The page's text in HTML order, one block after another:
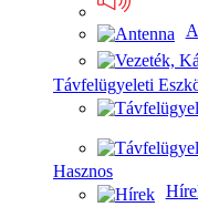
Távfelügyeleti
Hasznos